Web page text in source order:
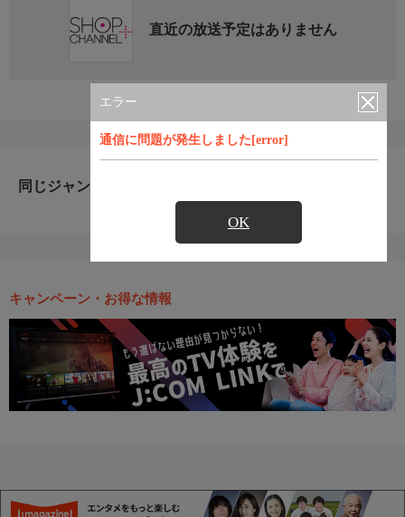
エラー
通信に問題が発生しました[error]
OK
直近の放送予定はありません
同じジャンルのおすすめ番組
キャンペーン・お得な情報